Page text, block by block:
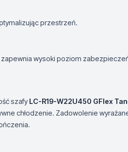
przestrzeń.
zapewnia wysoki poziom
szafy LC-R19-W22U450 GFlex
chłodzenie. Zadowolenie